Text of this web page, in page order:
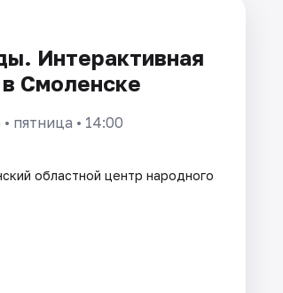
Интерактивная
Смоленске
• пятница • 14:00
областной центр народного